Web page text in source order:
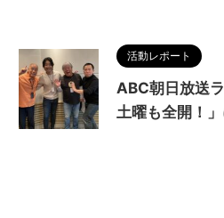
活動レポート
ABC朝日放送
土曜も全開！